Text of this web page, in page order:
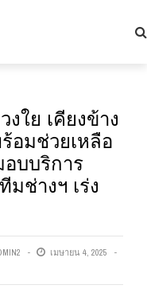
ใย เคียงข้าง
อมช่วยเหลือ
บบริการ
ช่างฯ เร่ง
เมษายน 4, 2025